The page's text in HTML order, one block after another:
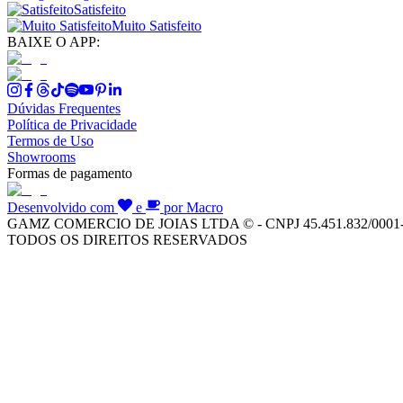
Satisfeito
Muito Satisfeito
BAIXE O APP:
Dúvidas Frequentes
Política de Privacidade
Termos de Uso
Showrooms
Formas de pagamento
Desenvolvido com e
por Macro
GAMZ COMERCIO DE JOIAS LTDA © - CNPJ 45.451.832/
TODOS OS DIREITOS RESERVADOS